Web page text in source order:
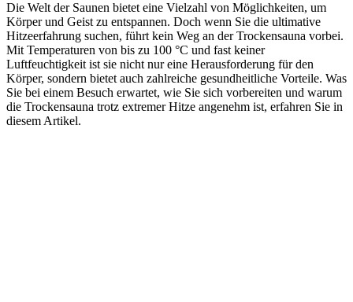
Die Welt der Saunen bietet eine Vielzahl von Möglichkeiten, um
Körper und Geist zu entspannen. Doch wenn Sie die ultimative
Hitzeerfahrung suchen, führt kein Weg an der Trockensauna vorbei.
Mit Temperaturen von bis zu 100 °C und fast keiner
Luftfeuchtigkeit ist sie nicht nur eine Herausforderung für den
Körper, sondern bietet auch zahlreiche gesundheitliche Vorteile. Was
Sie bei einem Besuch erwartet, wie Sie sich vorbereiten und warum
die Trockensauna trotz extremer Hitze angenehm ist, erfahren Sie in
diesem Artikel.